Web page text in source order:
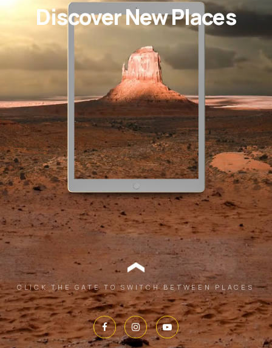
CLICK THE GATE TO SWITCH BETWEEN PLACES
Discover New Places